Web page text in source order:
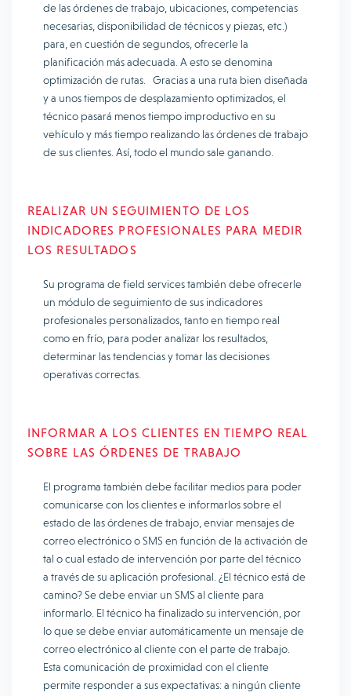
de las órdenes de trabajo, ubicaciones, competencias
necesarias, disponibilidad de técnicos y piezas, etc.)
para, en cuestión de segundos, ofrecerle la
planificación más adecuada. A esto se denomina
optimización de rutas. Gracias a una ruta bien diseñada
y a unos tiempos de desplazamiento optimizados, el
técnico pasará menos tiempo improductivo en su
vehículo y más tiempo realizando las órdenes de trabajo
de sus clientes. Así, todo el mundo sale ganando.
REALIZAR UN SEGUIMIENTO DE LOS
INDICADORES PROFESIONALES PARA MEDIR
LOS RESULTADOS
Su programa de field services también debe ofrecerle
un módulo de seguimiento de sus indicadores
profesionales personalizados, tanto en tiempo real
como en frío, para poder analizar los resultados,
determinar las tendencias y tomar las decisiones
operativas correctas.
INFORMAR A LOS CLIENTES EN TIEMPO REAL
SOBRE LAS ÓRDENES DE TRABAJO
El programa también debe facilitar medios para poder
comunicarse con los clientes e informarlos sobre el
estado de las órdenes de trabajo, enviar mensajes de
correo electrónico o SMS en función de la activación de
tal o cual estado de intervención por parte del técnico
a través de su aplicación profesional. ¿El técnico está de
camino? Se debe enviar un SMS al cliente para
informarlo. El técnico ha finalizado su intervención, por
lo que se debe enviar automáticamente un mensaje de
correo electrónico al cliente con el parte de trabajo.
Esta comunicación de proximidad con el cliente
permite responder a sus expectativas: a ningún cliente